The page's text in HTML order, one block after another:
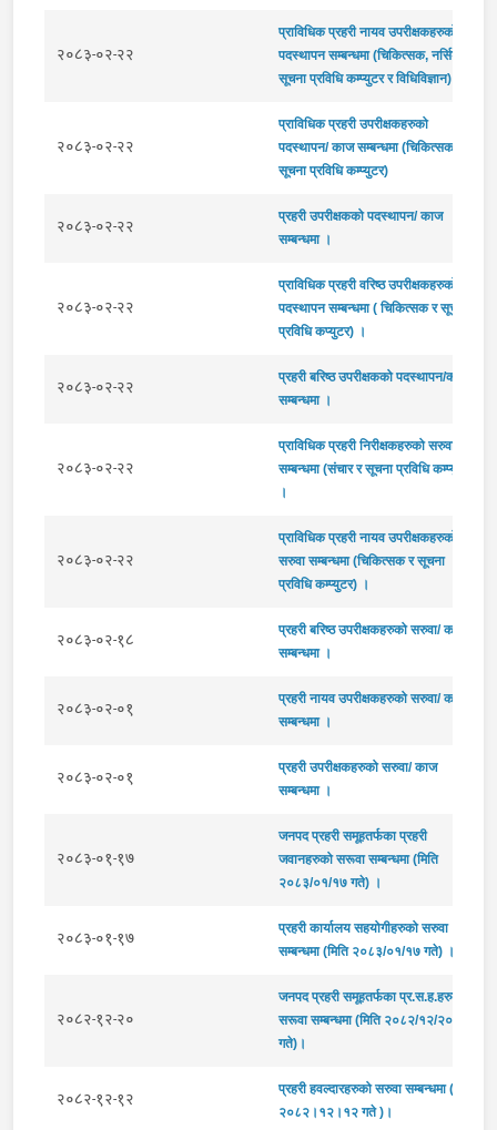
२०८३-०२-२२
प्राविधिक प्रहरी नायव उपरीक्षकहरुको
पदस्थापन सम्बन्धमा (चिकित्सक, नर्सिङ्ग,
सूचना प्रविधि कम्प्युटर र विधिविज्ञान) ।
२०८३-०२-२२
प्राविधिक प्रहरी उपरीक्षकहरुको
पदस्थापन/ काज सम्बन्धमा (चिकित्सक र
सूचना प्रविधि कम्प्युटर)
२०८३-०२-२२
प्रहरी उपरीक्षकको पदस्थापन/ काज
सम्बन्धमा ।
२०८३-०२-२२
प्राविधिक प्रहरी वरिष्ठ उपरीक्षकहरुको
पदस्थापन सम्बन्धमा ( चिकित्सक र सूचना
प्रविधि कप्युटर) ।
२०८३-०२-२२
प्रहरी बरिष्‍ठ उपरीक्षकको पदस्थापन/काज
सम्बन्धमा ।
२०८३-०२-२२
प्राविधिक प्रहरी निरीक्षकहरुको सरुवा
सम्बन्धमा (संचार र सूचना प्रविधि कम्प्युटर)
।
२०८३-०२-२२
प्राविधिक प्रहरी नायव उपरीक्षकहरुको
सरुवा सम्बन्धमा (चिकित्सक र सूचना
प्रविधि कम्प्युटर) ।
२०८३-०२-१८
प्रहरी बरिष्‍ठ उपरीक्षकहरुको सरुवा/ काज
सम्बन्धमा ।
२०८३-०२-०१
प्रहरी नायव उपरीक्षकहरुको सरुवा/ काज
सम्बन्धमा ।
२०८३-०२-०१
प्रहरी उपरीक्षकहरुको सरुवा/ काज
सम्बन्धमा ।
२०८३-०१-१७
जनपद प्रहरी समूहतर्फका प्रहरी
जवानहरुको सरूवा सम्बन्धमा (मिति
२०८३/०१/१७ गते) ।
२०८३-०१-१७
प्रहरी कार्यालय सहयोगीहरुको सरुवा
सम्बन्धमा (मिति २०८३/०१/१७ गते) ।
२०८२-१२-२०
जनपद प्रहरी समूहतर्फका प्र.स.ह.हरुको
सरूवा सम्बन्धमा (मिति २०८२/१२/२०
गते)।
२०८२-१२-१२
प्रहरी हवल्दारहरुको सरुवा सम्बन्धमा (मिति
२०८२।१२।१२ गते )।